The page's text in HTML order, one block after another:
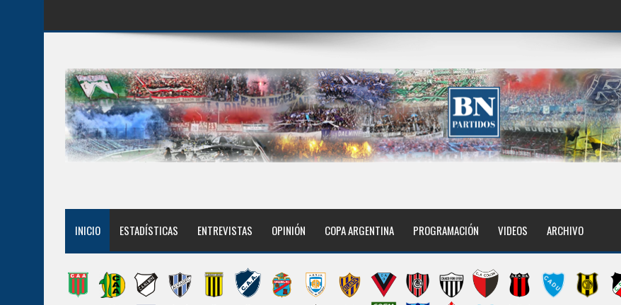
INICIO ESTADÍSTICAS ENTREVISTAS OPINIÓN COPA ARGENTINA PROGRAMACIÓN VIDEOS ARCHIVO